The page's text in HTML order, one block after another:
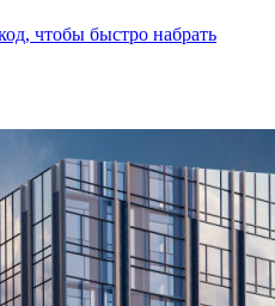
чтобы быстро набрать